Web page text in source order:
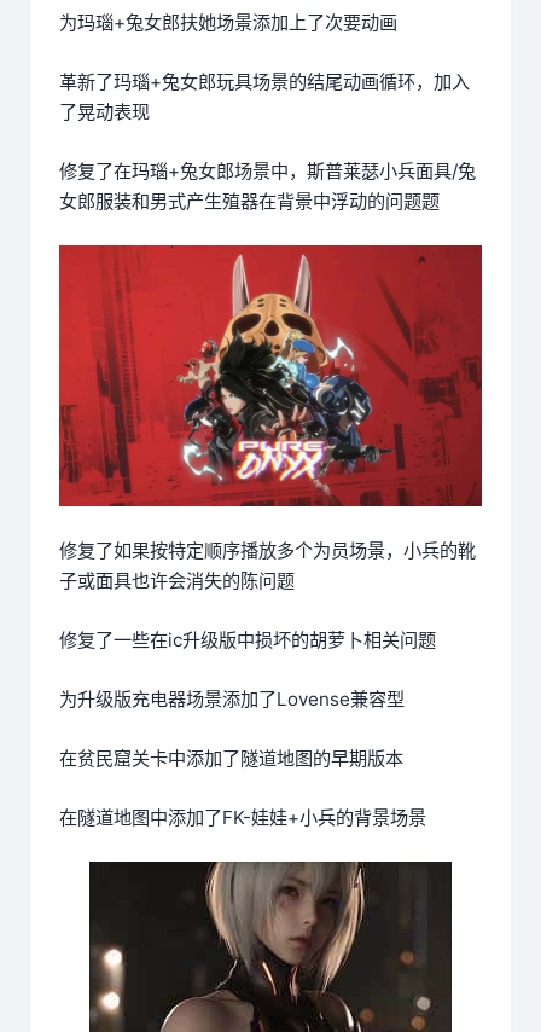
为玛瑙+兔女郎扶她场景添加上了次要动画
革新了玛瑙+兔女郎玩具场景的结尾动画循环，加入
了晃动表现
修复了在玛瑙+兔女郎场景中，斯普莱瑟小兵面具/兔
女郎服装和男式产生殖器在背景中浮动的问题题
修复了如果按特定顺序播放多个为员场景，小兵的靴
子或面具也许会消失的陈问题
修复了一些在ic升级版中损坏的胡萝卜相关问题
为升级版充电器场景添加了Lovense兼容型
在贫民窟关卡中添加了隧道地图的早期版本
在隧道地图中添加了FK-娃娃+小兵的背景场景